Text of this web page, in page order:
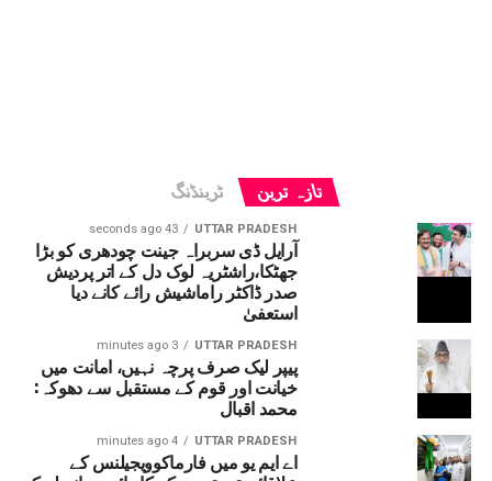
تازہ ترین ٹرینڈنگ
UTTAR PRADESH
43 seconds ago
آرایل ڈی سربراہ جینت چودھری کو بڑا
جھٹکا،راشٹریہ لوک دل کے اتر پردیش
صدر ڈاکٹر راماشیش رائے کانے دیا
استعفیٰ
UTTAR PRADESH
3 minutes ago
پیپر لیک صرف پرچہ نہیں، امانت میں
خیانت اور قوم کے مستقبل سے دھوکہ:
محمد اقبال
UTTAR PRADESH
4 minutes ago
اے ایم یو میں فارماکوویجیلنس کے